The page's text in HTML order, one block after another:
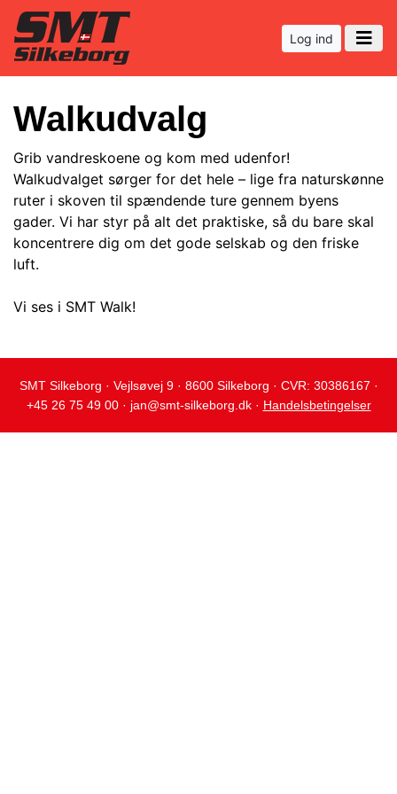
Log ind
Walkudvalg
Grib vandreskoene og kom med udenfor!
Walkudvalget sørger for det hele – lige fra naturskønne
ruter i skoven til spændende ture gennem byens
gader. Vi har styr på alt det praktiske, så du bare skal
koncentrere dig om det gode selskab og den friske
luft.
Vi ses i SMT Walk!
SMT Silkeborg · Vejlsøvej 9 · 8600 Silkeborg · CVR: 30386167 ·
+45 26 75 49 00 · jan@smt-silkeborg.dk · Handelsbetingelser